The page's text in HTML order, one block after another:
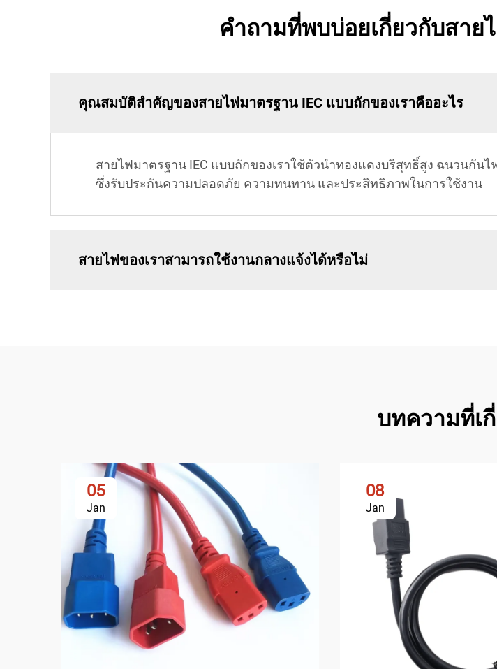
คำถามที่พบบ่อยเกี่ยวกับสาย
คุณสมบัติสำคัญของสายไฟมาตรฐาน IEC แบบถักของเราคืออะไร
สายไฟมาตรฐาน IEC แบบถักของเราใช้ตัวนำทองแดงบริสุทธิ์สูง ฉนวนกั
ซึ่งรับประกันความปลอดภัย ความทนทาน และประสิทธิภาพในการใช้งาน
สายไฟของเราสามารถใช้งานกลางแจ้งได้หรือไม่
บทความที่เ
05
Jan
08
Jan